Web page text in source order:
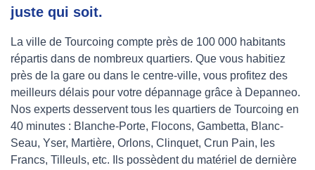
juste qui soit.
La ville de Tourcoing compte près de 100 000 habitants
répartis dans de nombreux quartiers. Que vous habitiez
près de la gare ou dans le centre-ville, vous profitez des
meilleurs délais pour votre dépannage grâce à Depanneo.
Nos experts desservent tous les quartiers de Tourcoing en
40 minutes : Blanche-Porte, Flocons, Gambetta, Blanc-
Seau, Yser, Martière, Orlons, Clinquet, Crun Pain, les
Francs, Tilleuls, etc. Ils possèdent du matériel de dernière